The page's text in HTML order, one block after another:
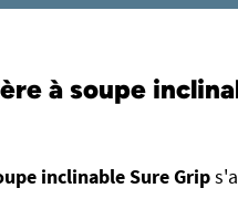
à soupe
inclinable Sure Grip